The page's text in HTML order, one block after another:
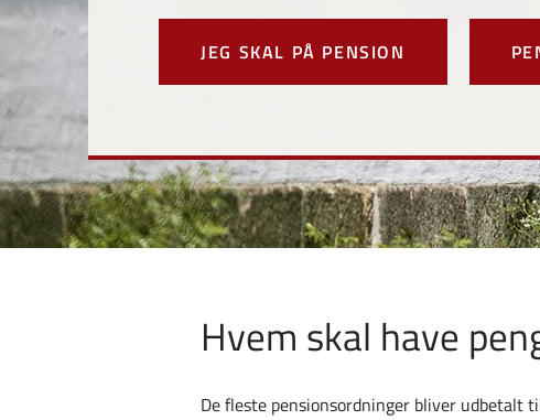
JEG SKAL PÅ PENSION
Hvem skal have
De fleste pensionsordninger bliver udbetalt